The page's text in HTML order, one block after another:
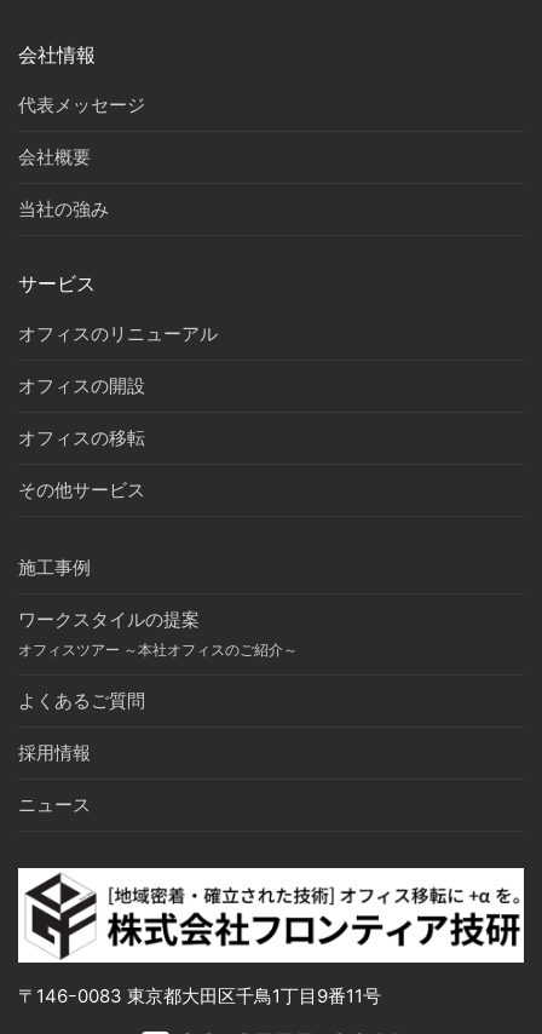
会社情報
代表メッセージ
会社概要
当社の強み
サービス
オフィスのリニューアル
オフィスの開設
オフィスの移転
その他サービス
施工事例
ワークスタイルの提案
オフィスツアー ～本社オフィスのご紹介～
よくあるご質問
採用情報
ニュース
〒146ｰ0083 東京都大田区千鳥1丁目9番11号